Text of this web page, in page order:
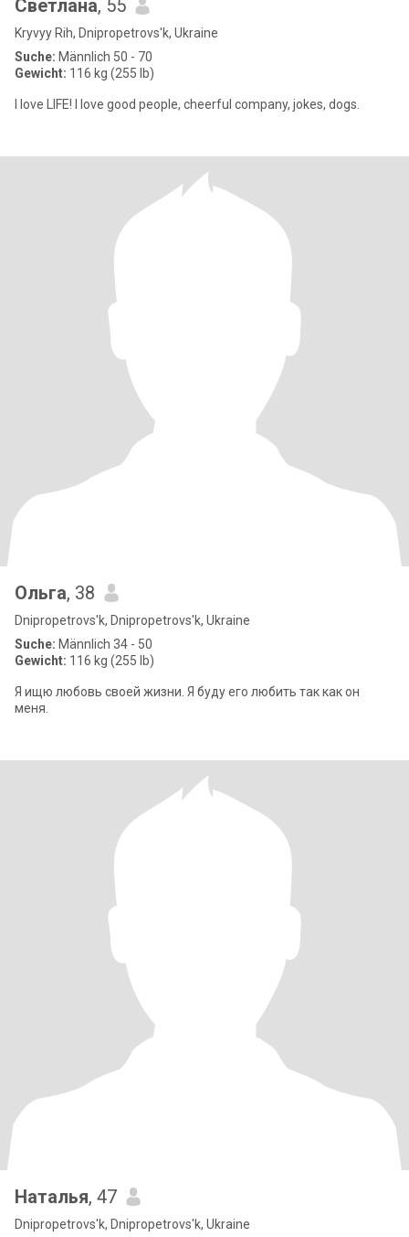
Светлана, 55
Kryvyy Rih, Dnipropetrovs'k, Ukraine
Suche: Männlich 50 - 70
Gewicht: 116 kg (255 lb)
I love LIFE! I love good people, cheerful company, jokes, dogs.
Ольга, 38
Dnipropetrovs'k, Dnipropetrovs'k, Ukraine
Suche: Männlich 34 - 50
Gewicht: 116 kg (255 lb)
Я ищю любовь своей жизни. Я буду его любить так как он
меня.
Наталья, 47
Dnipropetrovs'k, Dnipropetrovs'k, Ukraine